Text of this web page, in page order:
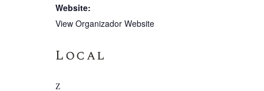
Local
Website:
View Organizador Website